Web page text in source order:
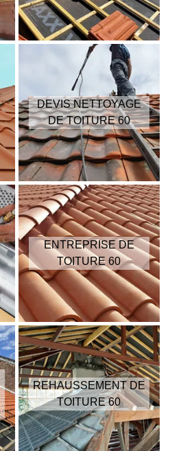
DEVIS NETTOYAGE
DE TOITURE 60
ENTREPRISE DE
TOITURE 60
REHAUSSEMENT DE
TOITURE 60